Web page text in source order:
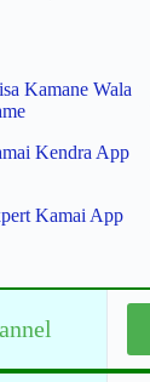
Kamane Wala
Kendra App
Kamai App